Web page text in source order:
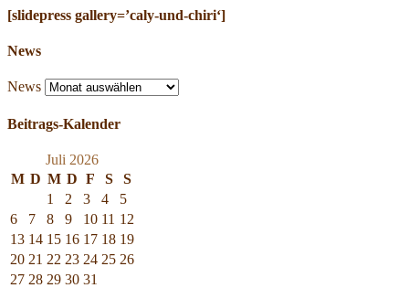
[slidepress gallery=’caly-und-chiri‘]
News
News
Beitrags-Kalender
Juli 2026
M D M D F S
S
1
2 3 4
5
6
7 8 9 10 11 12
13 14 15 16 17 18 19
20 21 22 23 24 25 26
27 28 29 30 31